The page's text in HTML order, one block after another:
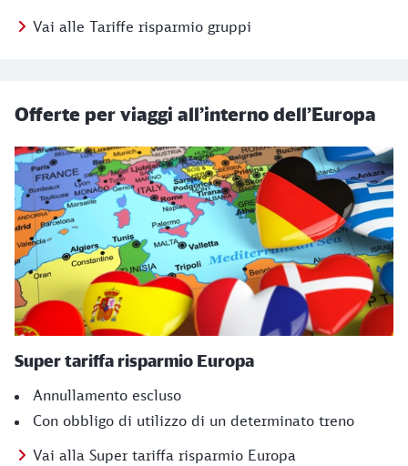
Vai alle Tariffe risparmio gruppi
Offerte per viaggi all’interno dell’Europa
Super tariffa risparmio Europa
Annullamento escluso
Con obbligo di utilizzo di un determinato treno
Vai alla Super tariffa risparmio Europa